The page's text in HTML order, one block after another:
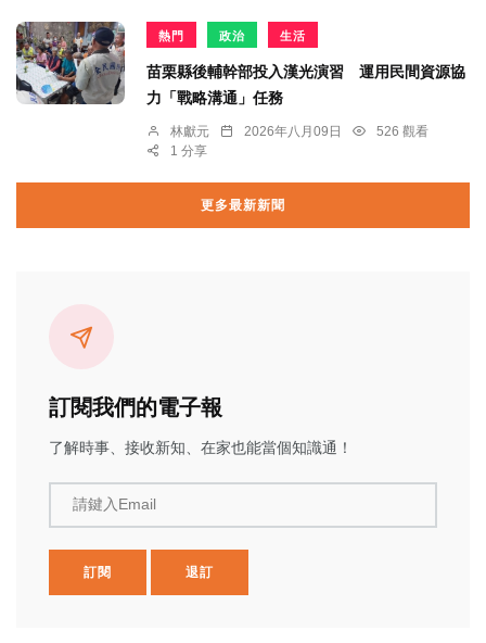
熱門 政治 生活
苗栗縣後輔幹部投入漢光演習 運用民間資源協
力「戰略溝通」任務
林獻元 2026年八月09日
526 觀看
1 分享
更多最新新聞
訂閱我們的電子報
了解時事、接收新知、在家也能當個知識通！
請鍵入Email
訂閱 退訂